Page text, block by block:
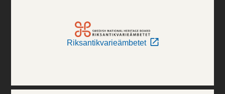
Riksantikvarieämbetet